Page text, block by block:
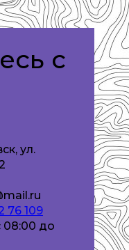
с
ул.
76 109
08:00 до